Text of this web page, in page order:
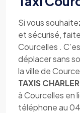
Si vous
et sécurisé,
Courcelles .
déplacer sans
la ville de
TAXIS
à Courcelles en
téléphone au